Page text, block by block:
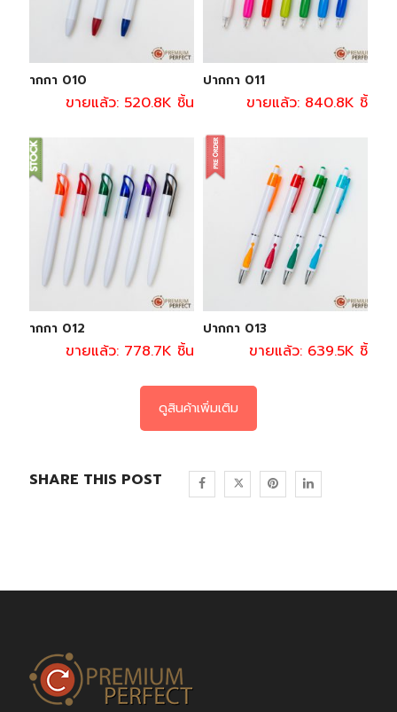
ปากกา 010
ขายแล้ว: 520.8K ชิ้น
ปากกา 011
ขายแล้ว: 840.8K ชิ้น
ปากกา 012
ขายแล้ว: 778.7K ชิ้น
ปากกา 013
ขายแล้ว: 639.5K ชิ้น
ดูสินค้าเพิ่มเติม
SHARE THIS POST